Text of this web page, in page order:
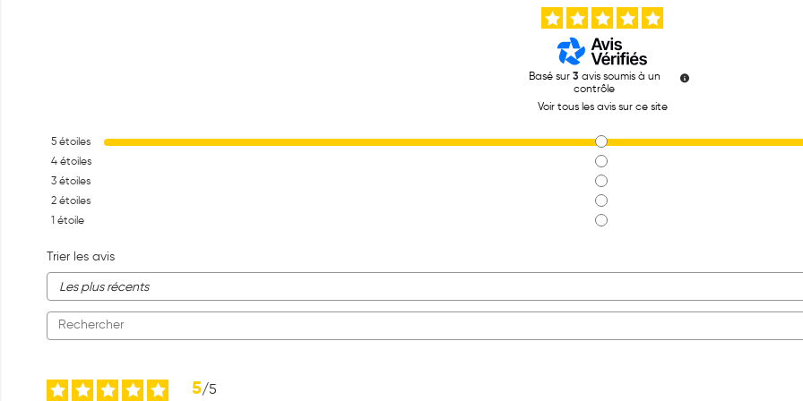
Basé sur 3 avis soumis à un
contrôle
Voir tous les avis sur ce site
5 étoiles
4 étoiles
3 étoiles
2 étoiles
1 étoile
Trier les avis
5/5